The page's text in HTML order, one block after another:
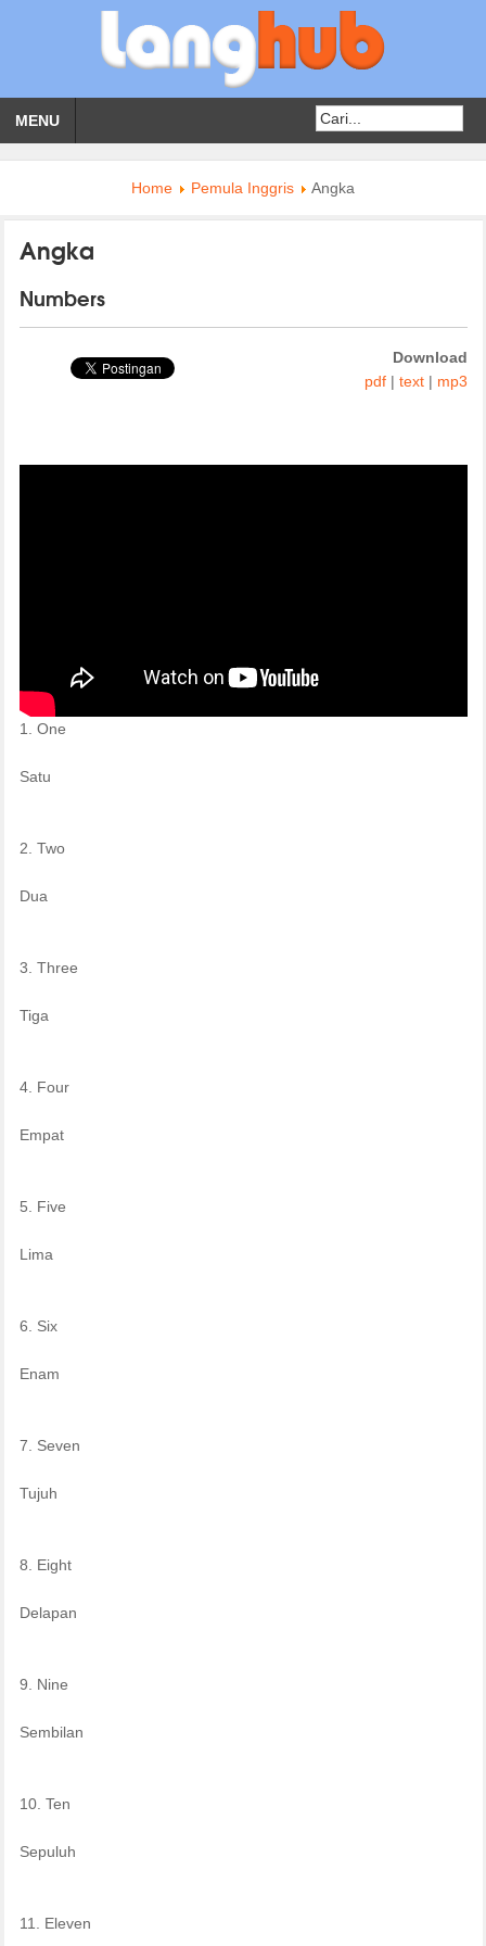
MENU
Home Pemula Inggris Angka
Angka
Numbers
Download
pdf| text| mp3
1. One
Satu
2. Two
Dua
3. Three
Tiga
4. Four
Empat
5. Five
Lima
6. Six
Enam
7. Seven
Tujuh
8. Eight
Delapan
9. Nine
Sembilan
10. Ten
Sepuluh
11. Eleven